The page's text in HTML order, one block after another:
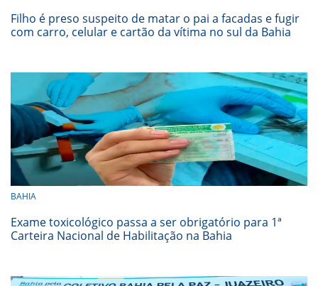
Filho é preso suspeito de matar o pai a facadas e fugir
com carro, celular e cartão da vítima no sul da Bahia
BAHIA
Exame toxicológico passa a ser obrigatório para 1ª
Carteira Nacional de Habilitação na Bahia